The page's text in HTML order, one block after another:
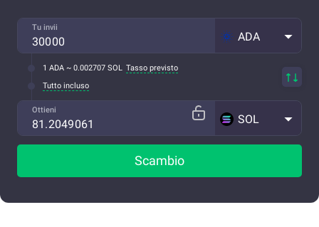
Tu invii
ADA
1 ADA ~ 0.002707 SOL Tasso previsto
Tutto incluso
Ottieni
SOL
Scambio